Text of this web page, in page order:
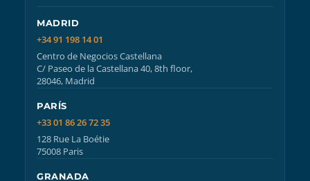
MADRID
+34 91 198 14 01
Centro de Negocios Castellana
C/ Paseo de la Castellana 40, 8th floor,
28046, Madrid
PARÍS
+33 01 86 26 72 35
128 Rue La Boétie
75008 Paris
GRANADA